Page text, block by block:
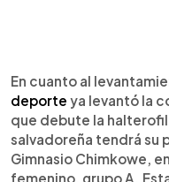
En cuanto al
deporte ya levantó la
que debute la
salvadoreña tendrá su
Gimnasio Chimkowe,
femenino, grupo A.